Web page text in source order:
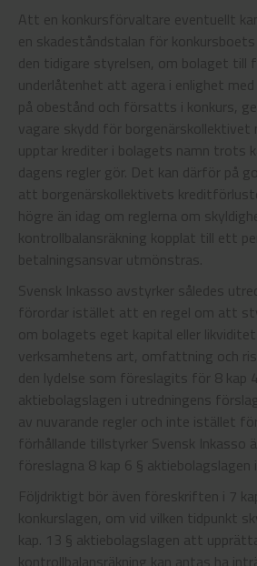
Att en konkursförvaltare eventuellt
en skadeståndstalan för
den tidigare styrelsen, om bolaget till
underlåtenhet att agera i enlighet
på obestånd och försatts i konkurs,
vagare skydd för
upptar krediter i bolagets namn trots
dagens regler gör. Det kan därför på
att borgenärskollektivets
högre än idag om reglerna om
kontrollbalansräkning kopplat till ett
betalningsansvar utmönstras.
Svensk Inkasso avstyrker således
förordar istället att en regel om att
om bolagets eget kapital eller
verksamhetens art, omfattning och
den lydelse som föreslagits för 8 kap
aktiebolagslagen i utredningens
av nuvarande regler och inte istället
förhållande tillstyrker Svensk Inkasso
föreslagna 8 kap 6 § aktiebolagslagen
Följdriktigt bör även föreskriften i 7
konkurslagen, om vid vilken tidpunkt
kap. 13 § aktiebolagslagen att
kontrollbalansräkning kan antas ha